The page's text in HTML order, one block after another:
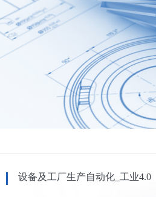
设备及工厂生产自动化_工业4.0